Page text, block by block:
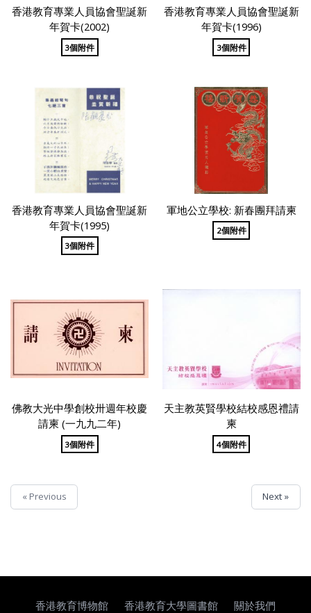
香港教育專業人員協會聖誕新
年賀卡(2002)
3個附件
香港教育專業人員協會聖誕新
年賀卡(1996)
3個附件
香港教育專業人員協會聖誕新
年賀卡(1995)
3個附件
軍地公立學校: 新春團拜請柬
2個附件
佛教大光中學創校卅週年校慶
請柬 (一九九二年)
3個附件
天主教英賢學校結校感恩禮請
柬
4個附件
« Previous Next »
香港教育博物館 香港教育大學圖書館 關於我們